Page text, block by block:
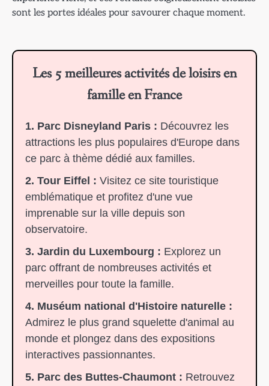
sont les portes idéales pour savourer chaque moment.
Les 5 meilleures activités de loisirs en
famille en France
1. Parc Disneyland Paris : Découvrez les
attractions les plus populaires d'Europe dans
ce parc à thème dédié aux familles.
2. Tour Eiffel : Visitez ce site touristique
emblématique et profitez d'une vue
imprenable sur la ville depuis son
observatoire.
3. Jardin du Luxembourg : Explorez un
parc offrant de nombreuses activités et
merveilles pour toute la famille.
4. Muséum national d'Histoire naturelle :
Admirez le plus grand squelette d'animal au
monde et plongez dans des expositions
interactives passionnantes.
5. Parc des Buttes-Chaumont : Retrouvez